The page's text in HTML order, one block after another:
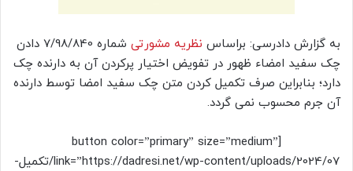
به گزارش دادرسی: براساس نظریه مشورتی
شماره 7/98/840 دادن
چک سفید امضاء ظهور در تفویض اختیار پرکردن آن به دارنده چک
دارد؛ بنابراین صرف تکمیل کردن متن چک سفید امضا توسط دارنده
آن جرم محسوب نمی گردد.
[button color=”primary” size=”medium”
link=”https://dadresi.net/wp-content/uploads/2024/07/تکمیل-